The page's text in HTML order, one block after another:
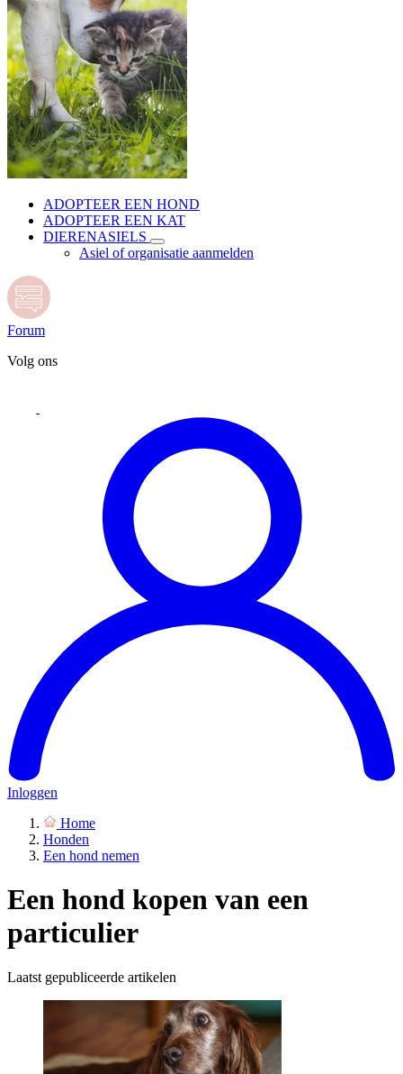
ADOPTEER EEN HOND
ADOPTEER EEN KAT
DIERENASIELS
Asiel of organisatie aanmelden
Forum
Volg ons
Inloggen
Home
Honden
Een hond nemen
Een hond kopen van een
particulier
Laatst gepubliceerde artikelen